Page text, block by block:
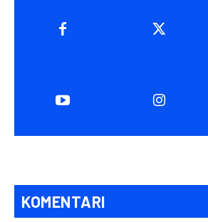
KOMENTARI